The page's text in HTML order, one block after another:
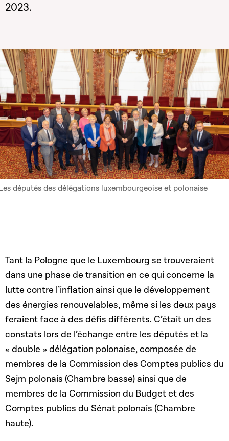
2023.
députés des délégations luxembourgeoise et polonaise
Tant la Pologne que le Luxembourg se trouveraient
dans une phase de transition en ce qui concerne la
lutte contre l’inflation ainsi que le développement
des énergies renouvelables, même si les deux pays
feraient face à des défis différents. C’était un des
constats lors de l’échange entre les députés et la
« double » délégation polonaise, composée de
membres de la Commission des Comptes publics du
Sejm polonais (Chambre basse) ainsi que de
membres de la Commission du Budget et des
Comptes publics du Sénat polonais (Chambre
haute).